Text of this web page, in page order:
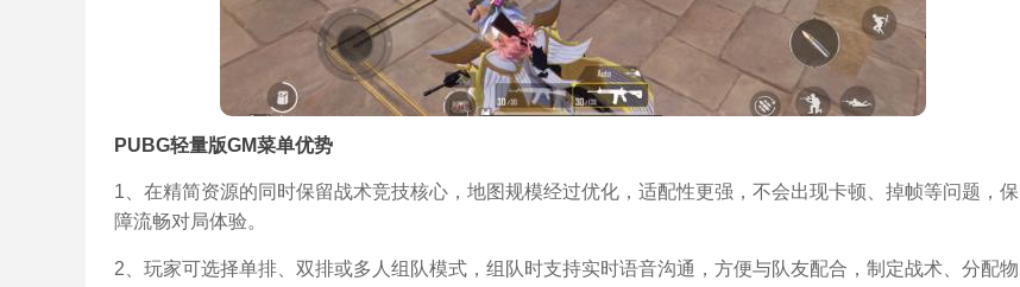
PUBG轻量版GM菜单优势
1、在精简资源的同时保留战术竞技核心，地图规模经过优化，适配性更强，不会出现卡顿、掉帧等问题，保
障流畅对局体验。
2、玩家可选择单排、双排或多人组队模式，组队时支持实时语音沟通，方便与队友配合，制定战术、分配物